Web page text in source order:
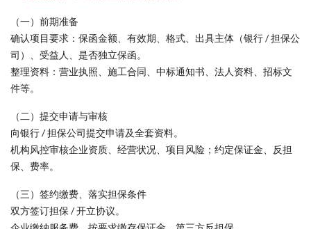
（一）前期准备
确认项目要求：保函金额、有效期、格式、出具主体（银行 / 担保公
司）、受益人、是否独立保函。
整理资料：营业执照、施工合同、中标通知书、法人资料、招标文
件等。
（二）提交申请与审核
向银行 / 担保公司提交申请及全套资料。
机构风控审核企业资质、经营状况、项目风险；约定保证金、反担
保、费率。
（三）签约缴费、落实担保条件
双方签订担保 / 开立协议。